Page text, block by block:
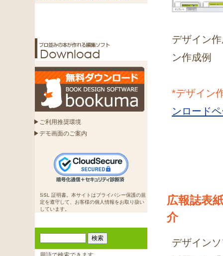
デザイン
ン作成例
*デザイン
ンロード
広報誌表
介
デザイン
▶ご利用推奨環境
▶デモ画面のご案内
SSL 証明書。本サイトはプライバシー保護の規
定を遵守して、お客様の個人情報をお取り扱い
しています。